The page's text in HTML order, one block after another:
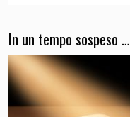
In un tempo sospeso …